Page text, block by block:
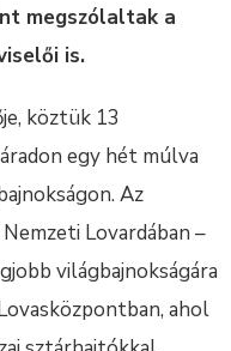
megszólaltak a
is.
köztük 13
egy hét múlva
Az
Lovardában –
világbajnokságára
ahol